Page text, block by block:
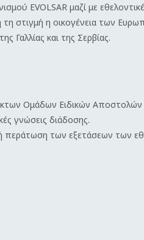
EVOLSAR μαζί με
τη στιγμή η οικογένεια των
Γαλλίας και της Σερβίας.
Ομάδων Ειδικών
γνώσεις διάδοσης.
των εξετάσεων των